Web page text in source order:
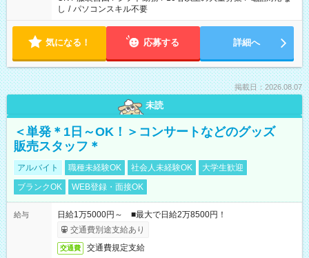
し / パソコンスキル不要
気になる！ 応募する 詳細へ
掲載日：2026.08.07
未読
＜単発＊1日～OK！＞コンサートなどのグッズ
販売スタッフ＊
アルバイト 職種未経験OK 社会人未経験OK
大学生歓迎
ブランクOK
WEB登録・面接OK
給与
日給1万5000円～ ■最大で日給2万8500円！
交通費別途支給あり
交通費 交通費規定支給